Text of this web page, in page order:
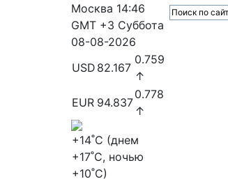
Москва 14:46
GMT +3 Суббота
08-08-2026
USD 82.167
0.759
↑
EUR 94.837
0.778
↑
+14˚C (днем
+17˚C, ночью
+10˚C)